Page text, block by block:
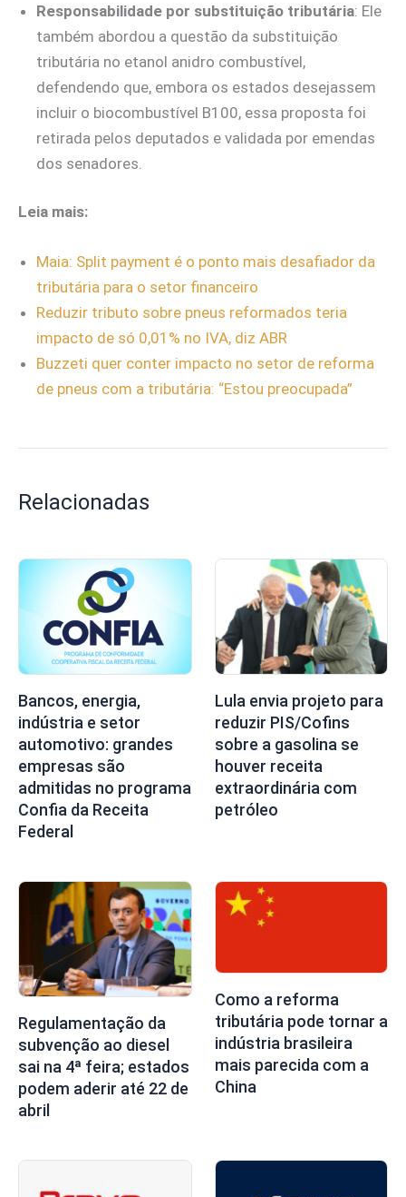
Responsabilidade por substituição tributária: Ele
também abordou a questão da substituição
tributária no etanol anidro combustível,
defendendo que, embora os estados desejassem
incluir o biocombustível B100, essa proposta foi
retirada pelos deputados e validada por emendas
dos senadores.
Leia mais:
Maia: Split payment é o ponto mais desafiador da
tributária para o setor financeiro
Reduzir tributo sobre pneus reformados teria
impacto de só 0,01% no IVA, diz ABR
Buzzeti quer conter impacto no setor de reforma
de pneus com a tributária: “Estou preocupada”
Relacionadas
Bancos, energia,
indústria e setor
automotivo: grandes
empresas são
admitidas no programa
Confia da Receita
Federal
Lula envia projeto para
reduzir PIS/Cofins
sobre a gasolina se
houver receita
extraordinária com
petróleo
Regulamentação da
subvenção ao diesel
sai na 4ª feira; estados
podem aderir até 22 de
abril
Como a reforma
tributária pode tornar a
indústria brasileira
mais parecida com a
China